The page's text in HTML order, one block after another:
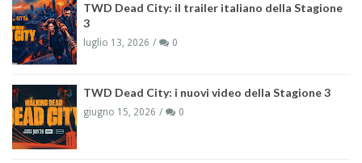
TWD Dead City: il trailer italiano della Stagione
3
luglio 13, 2026 0
TWD Dead City: i nuovi video della Stagione 3
giugno 15, 2026 0